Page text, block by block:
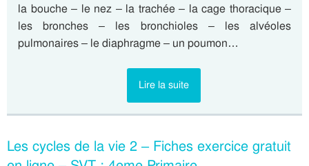
la bouche – le nez – la trachée – la cage thoracique –
les bronches – les bronchioles – les alvéoles
pulmonaires – le diaphragme – un poumon…
Lire la suite
Les cycles de la vie 2 – Fiches exercice gratuit